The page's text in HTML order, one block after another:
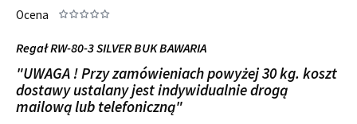
Ocena
Regał RW-80-3 SILVER BUK BAWARIA
"UWAGA ! Przy zamówieniach powyżej 30 kg. koszt
dostawy ustalany jest indywidualnie drogą
mailową lub telefoniczną"